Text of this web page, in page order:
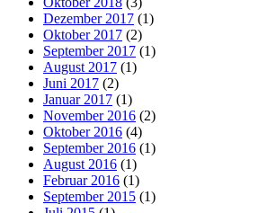
Dezember 2017 (1)
Oktober 2017 (2)
September 2017 (1)
August 2017 (1)
Juni 2017 (2)
Januar 2017 (1)
November 2016 (2)
Oktober 2016 (4)
September 2016 (1)
August 2016 (1)
Februar 2016 (1)
September 2015 (1)